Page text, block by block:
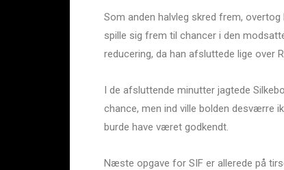
Som anden halvleg skred frem,
spille sig frem til chancer i den
reducering, da han afsluttede lige over
I de afsluttende minutter jagtede
chance, men ind ville bolden desværre
burde have været godkendt.
Næste opgave for SIF er allerede på